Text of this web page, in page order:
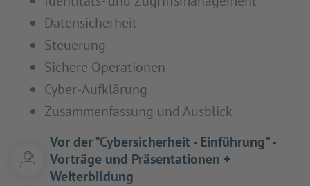
Datensicherheit
Steuerung
Sichere Operationen
Cyber-Aufklärung
Zusammenfassung und Ausblick
Vor der "Cybersicherheit - Einführung" -
Vorträge und Präsentationen +
Weiterbildung